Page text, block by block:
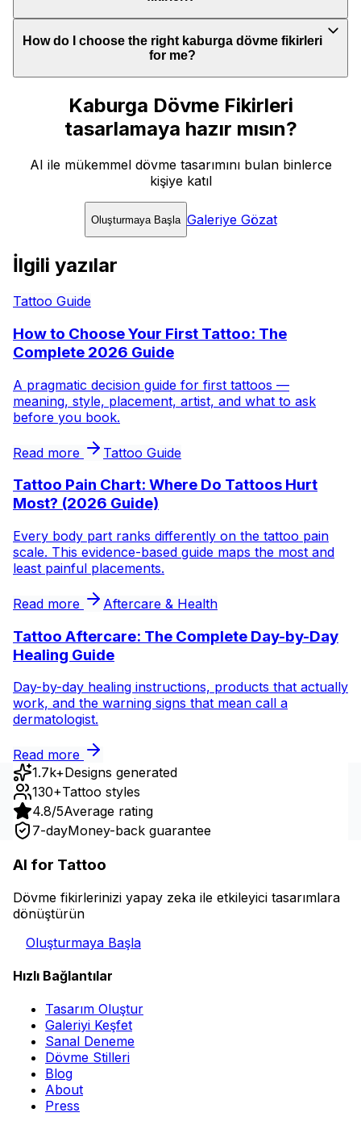
How do I choose the right kaburga dövme fikirleri
for me?
Kaburga Dövme Fikirleri
tasarlamaya hazır mısın?
AI ile mükemmel dövme tasarımını bulan binlerce
kişiye katıl
Oluşturmaya Başla Galeriye Gözat
İlgili yazılar
Tattoo Guide
How to Choose Your First Tattoo: The
Complete 2026 Guide
A pragmatic decision guide for first tattoos —
meaning, style, placement, artist, and what to ask
before you book.
Read more Tattoo Guide
Tattoo Pain Chart: Where Do Tattoos Hurt
Most? (2026 Guide)
Every body part ranks differently on the tattoo pain
scale. This evidence-based guide maps the most and
least painful placements.
Read more Aftercare & Health
Tattoo Aftercare: The Complete Day-by-Day
Healing Guide
Day-by-day healing instructions, products that actually
work, and the warning signs that mean call a
dermatologist.
Read more
1.7k+Designs generated
130+Tattoo styles
4.8/5Average rating
7-dayMoney-back guarantee
AI for Tattoo
Dövme fikirlerinizi yapay zeka ile etkileyici tasarımlara
dönüştürün
Oluşturmaya Başla
Hızlı Bağlantılar
Tasarım Oluştur
Galeriyi Keşfet
Sanal Deneme
Dövme Stilleri
Blog
About
Press